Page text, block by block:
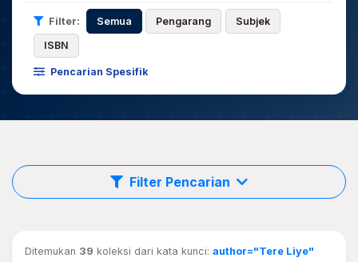
Filter: Semua Pengarang Subjek
ISBN
Pencarian Spesifik
Filter Pencarian
Ditemukan 39 koleksi dari kata kunci: author="Tere Liye"